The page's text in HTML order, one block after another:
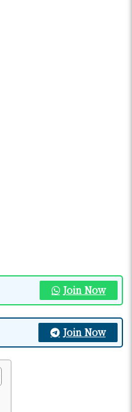
Join Now
Join Now